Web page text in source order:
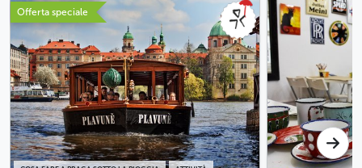
Offerta speciale